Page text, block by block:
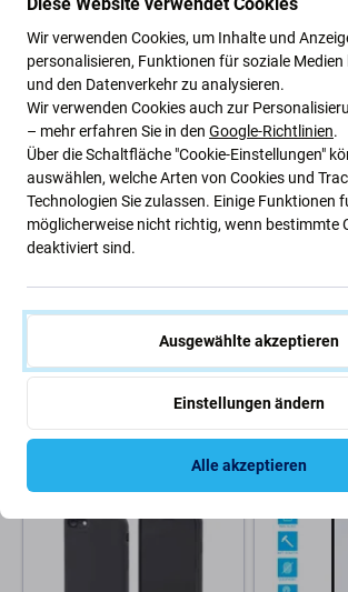
4,82 €
AUF LAGER 6 Stk
22,23 €
AUF LAGER 9
USB-C, GaN, 20W, blue lagon
iPhone 7, 8,
Wir verwenden Cookies, um Inhalte und
personalisieren, Funktionen für soziale
und den Datenverkehr zu analysieren.
Wir verwenden Cookies auch zur
– mehr erfahren Sie in den Google-Richtlinien.
Über die Schaltfläche "Cookie-Einstellungen"
auswählen, welche Arten von Cookies und
Technologien Sie zulassen. Einige Funktionen
möglicherweise nicht richtig, wenn bestimmte
deaktiviert sind.
Ausgewählte akzeptieren
Einstellungen ändern
Alle akzeptieren